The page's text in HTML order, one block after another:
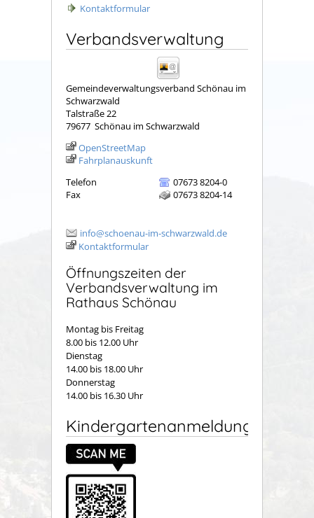
Kontaktformular
Verbandsverwaltung
Gemeindeverwaltungsverband Schönau im
Schwarzwald
Talstraße 22
79677 Schönau im Schwarzwald
OpenStreetMap
Fahrplanauskunft
Telefon
07673 8204-0
Fax
07673 8204-14
info@schoenau-im-schwarzwald.de
Kontaktformular
Öffnungszeiten der
Verbandsverwaltung im
Rathaus Schönau
Montag bis Freitag
8.00 bis 12.00 Uhr
Dienstag
14.00 bis 18.00 Uhr
Donnerstag
14.00 bis 16.30 Uhr
Kindergartenanmeldung